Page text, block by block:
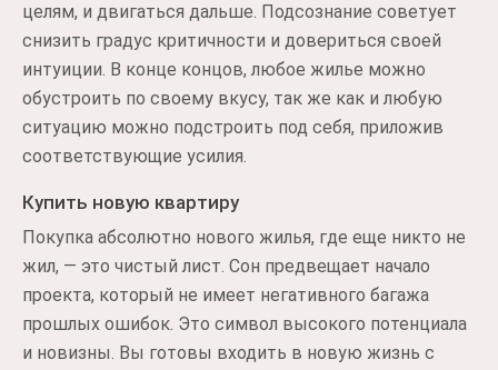
целям, и двигаться дальше. Подсознание советует
снизить градус критичности и довериться своей
интуиции. В конце концов, любое жилье можно
обустроить по своему вкусу, так же как и любую
ситуацию можно подстроить под себя, приложив
соответствующие усилия.
Купить новую квартиру
Покупка абсолютно нового жилья, где еще никто не
жил, — это чистый лист. Сон предвещает начало
проекта, который не имеет негативного багажа
прошлых ошибок. Это символ высокого потенциала
и новизны. Вы готовы входить в новую жизнь с